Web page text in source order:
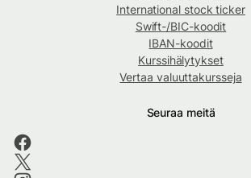
International stock ticker
Swift-/BIC-koodit
IBAN-koodit
Kurssihälytykset
Vertaa valuuttakursseja
Seuraa meitä